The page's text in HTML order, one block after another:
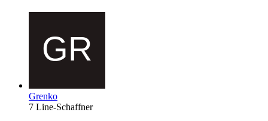
Grenko
7 Line-Schaffner